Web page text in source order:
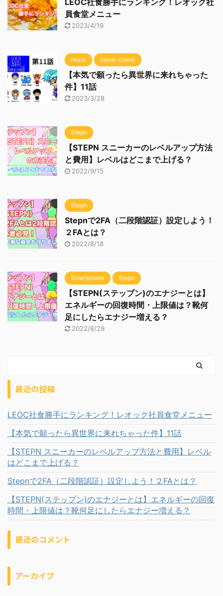
LEOC社食勝手にランキング！レオック社
員食堂メニュー
2023/4/19
novel novel-comic
【本気で願ったら異世界に来れちゃった
件】11話
2023/3/28
Stepn
【STEPN スニーカーのレベルアップ方法
と費用】レベルはどこまで上げる？
2022/9/15
Stepn
Stepnで2FA（二段階認証）設定しよう！
２FAとは？
2022/8/18
Smartphone Stepn
【STEPN(ステップン)のエナジーとは】
エネルギーの回復時間・上限値は？靴何
足にしたらエナジー増える？
2022/8/29
最近の投稿
LEOC社食勝手にランキング！レオック社員食堂メニュー
【本気で願ったら異世界に来れちゃった件】11話
【STEPN スニーカーのレベルアップ方法と費用】レベル
はどこまで上げる？
Stepnで2FA（二段階認証）設定しよう！２FAとは？
【STEPN(ステップン)のエナジーとは】エネルギーの回復
時間・上限値は？靴何足にしたらエナジー増える？
最近のコメント
アーカイブ